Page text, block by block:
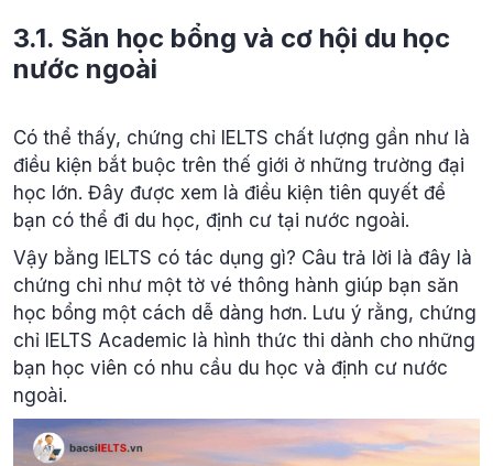
3.1. Săn học bổng và cơ hội du học
nước ngoài
Có thể thấy, chứng chỉ IELTS chất lượng gần như là
điều kiện bắt buộc trên thế giới ở những trường đại
học lớn. Đây được xem là điều kiện tiên quyết để
bạn có thể đi du học, định cư tại nước ngoài.
Vậy bằng IELTS có tác dụng gì? Câu trả lời là đây là
chứng chỉ như một tờ vé thông hành giúp bạn săn
học bổng một cách dễ dàng hơn. Lưu ý rằng, chứng
chỉ IELTS Academic là hình thức thi dành cho những
bạn học viên có nhu cầu du học và định cư nước
ngoài.